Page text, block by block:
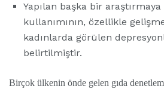
Yapılan başka bir
kullanımının, özellikle
kadınlarda görülen
belirtilmiştir.
Birçok ülkenin önde gelen gıda